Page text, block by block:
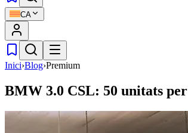
CA
Inici›Blog›Premium
BMW 3.0 CSL: 50 unitats